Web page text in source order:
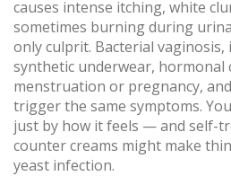
causes intense itching, white
sometimes burning during
only culprit. Bacterial
synthetic underwear, hormonal
menstruation or pregnancy,
trigger the same symptoms.
just by how it feels — and self-
counter creams might make
yeast infection.